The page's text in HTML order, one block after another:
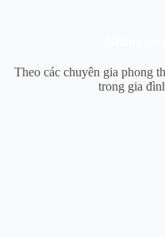
Theo các chuyên gia phong
trong gia